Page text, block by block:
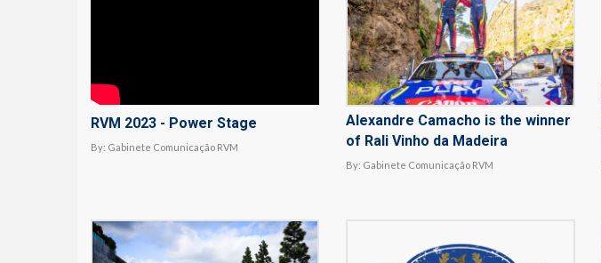
RVM 2023 - Power Stage
By: Gabinete Comunicação RVM
Alexandre Camacho is the winner
of Rali Vinho da Madeira
By: Gabinete Comunicação RVM